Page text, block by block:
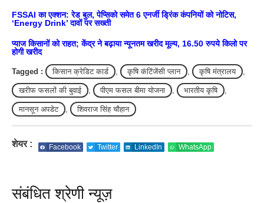
FSSAI का एक्शन: रेड बुल, पेप्सिको समेत 6 एनर्जी ड्रिंक कंपनियों को नोटिस,
‘Energy Drink’ दावों पर सख्ती
प्याज किसानों को राहत; केंद्र ने बढ़ाया न्यूनतम खरीद मूल्य, 16.50 रुपये किलो पर
होगी खरीद
Tagged : किसान क्रेडिट कार्ड , कृषि कंटिंजेंसी प्लान , कृषि मंत्रालय ,
खरीफ फसलों की बुवाई , पीएम फसल बीमा योजना , भारतीय कृषि ,
मानसून अपडेट , शिवराज सिंह चौहान
शेयर : Facebook Twitter LinkedIn WhatsApp
संबंधित श्रेणी न्यूज़